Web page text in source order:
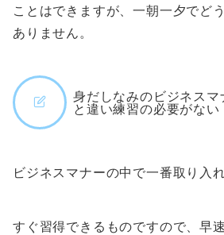
ことはできますが、一朝一夕でど
ありません。
身だしなみのビジネス
と違い練習の必要がない
ビジネスマナーの中で一番取り入
すぐ習得できるものですので、早